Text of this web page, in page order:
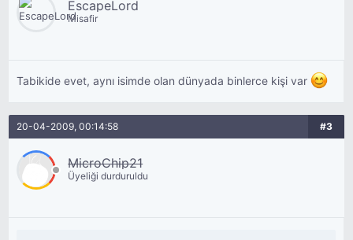
EscapeLord
Misafir
Tabikide evet, aynı isimde olan dünyada binlerce kişi var
20-04-2009, 00:14:58 #3
MicroChip21
Üyeliği durduruldu